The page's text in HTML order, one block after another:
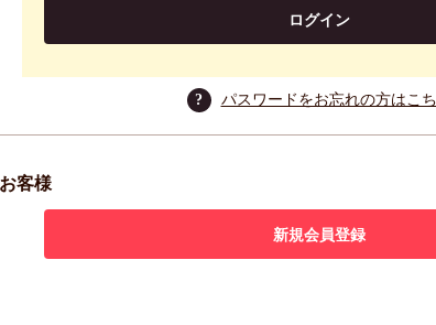
ログイン
? パスワードをお忘れの方はこ
客様
新規会員登録